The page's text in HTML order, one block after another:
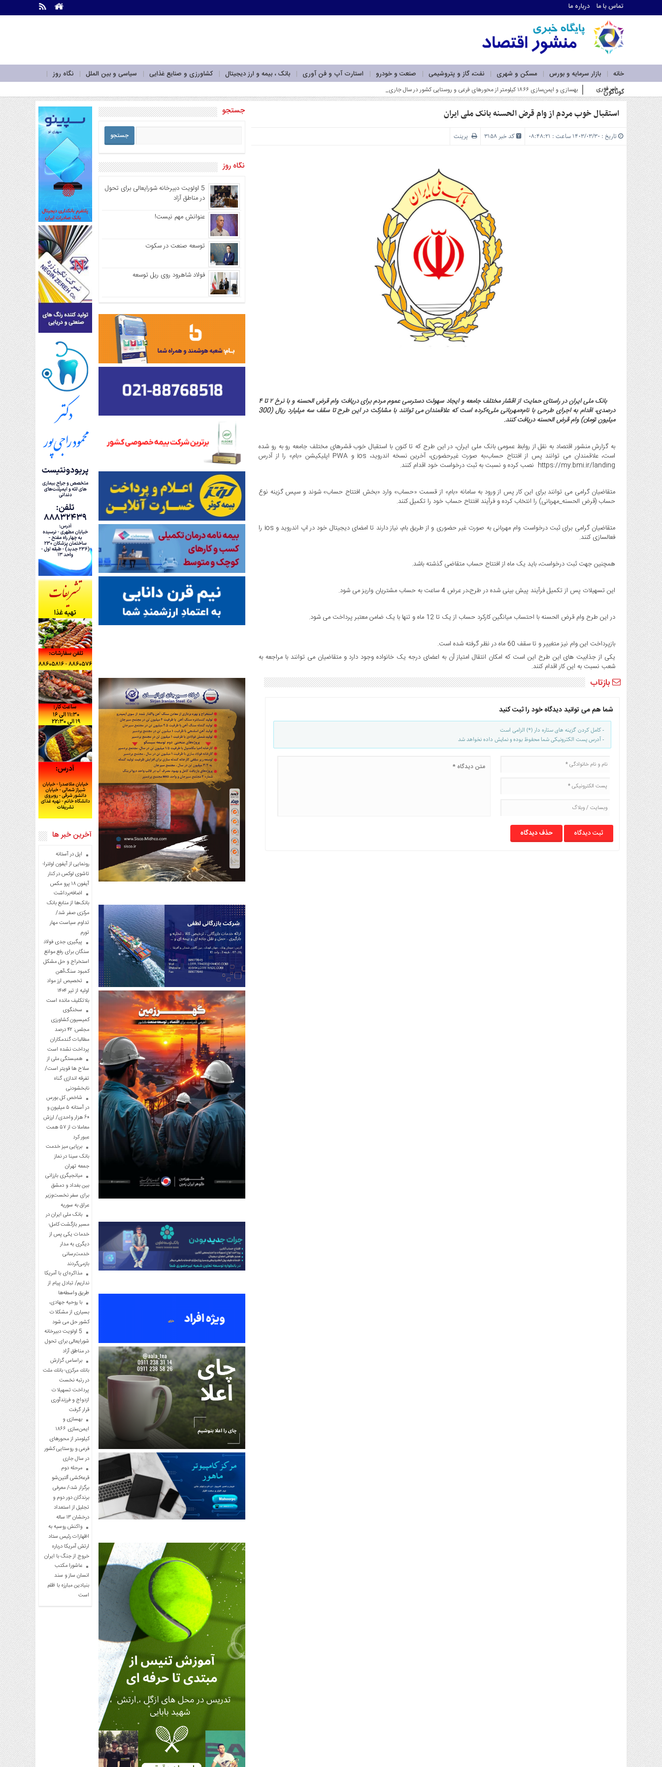
تماس با ما درباره ما
خانه بازار سرمایه و بورس مسکن و شهری نفت، گاز و پتروشیمی صنعت و خودرو استارت آپ و فن آوری بانک ، بیمه و ارز دیجیتال کشاورزی و صنایع غذایی سیاسی و بین الملل
نگاه روز
گوناگون
ما
درباره
سرویس
ها
خانه
بازار
سرمایه
و
بورس
مسکن
و
شهری
نفت،
گاز
و
پتروشیمی
صنعت
و
خودرو
استارت
آپ
و
فن
آوری
بانک
،
بیمه
و
ارز
دیجیتال
کشاورزی
و
صنایع
غذایی
سیاسی
و
بین
الملل
نگاه
روز
گوناگون
خبر فوری بهسازی و ایمن‌سازی ۱۸۶۶ کیلومتر از محورهای فرعی و روستایی کشور در سال جاری_
استقبال خوب مردم از وام قرض الحسنه بانک ملی ایران
تاریخ : ۱۴۰۳/۰۳/۳۰ ساعت : ۰۸:۴۸:۲۱ کد خبر 3158 پرینت
بانک ملی ایران در راستای حمایت از اقشار مختلف جامعه و ایجاد سهولت دسترسی عموم مردم برای دریافت وام قرض الحسنه و با نرخ ۲ تا ۴
درصدی، اقدام به اجرای طرحی با نام«مهربانی ملی»کرده است که علاقمندان می توانند با مشارکت در این طرح تا سقف سه میلیارد ریال (300
میلیون تومان) وام قرض الحسنه دریافت کنند.
به گزارش منشور اقتصاد به نقل از روابط عمومی بانک ملی ایران، در این طرح که تا کنون با استقبال خوب قشرهای مختلف جامعه رو به رو شده
است، علاقمندان می توانند پس از افتتاح حساب،به صورت غیرحضوری، آخرین نسخه اندروید، ios و PWA اپلیکیشن «بام» را از آدرس
https://my.bmi.ir/landing نصب کرده و نسبت به ثبت درخواست خود اقدام کنند.
متقاضیان گرامی می توانند برای این کار پس از ورود به سامانه «بام» از قسمت «حساب» وارد «بخش افتتاح حساب» شوند و سپس گزینه نوع
حساب (قرض الحسنه_مهربانی) را انتخاب کرده و فرآیند افتتاح حساب خود را تکمیل کنند.
متقاضیان گرامی برای ثبت درخواست وام مهربانی به صورت غیر حضوری و از طریق بام، نیاز دارند تا امضای دیجیتال خود در اپ اندروید و ios را
فعالسازی کنند.
همچنین جهت ثبت درخواست، باید یک ماه از افتتاح حساب متقاضی گذشته باشد.
این تسهیلات پس از تکمیل فرآیند پیش بینی شده در طرح،در عرض 4 ساعت به حساب مشتریان واریز می شود.
در این طرح وام قرض الحسنه با احتساب میانگین کارکرد حساب از یک تا 12 ماه و تنها با یک ضامن معتبر پرداخت می شود.
بازپرداخت این وام نیز متغییر و تا سقف 60 ماه در نظر گرفته شده است.
یکی از جذابیت های این طرح این است که امکان انتقال امتیاز آن به اعضای درجه یک خانواده وجود دارد و متقاضیان می توانند با مراجعه به
شعب نسبت به این کار اقدام کنند.
بازتاب
شما هم می توانید دیدگاه خود را ثبت کنید
- کامل کردن گزینه های ستاره دار (*) الزامی است
- آدرس پست الکترونیکی شما محفوظ بوده و نمایش داده نخواهد شد
حذف دیدگاه
جستجو
نگاه روز
5 اولویت دبیرخانه شورایعالی برای تحول
در مناطق آزاد
عنوانش مهم نیست!
توسعه صنعت در سکوت
فولاد شاهرود روی ریل توسعه
آخرین خبر ها
اپل در آستانه
رونمایی از آیفون اولترا؛
تاشوی لوکس در کنار
آیفون ۱۸ پرو مکس
اضافه‌برداشت
بانک‌ها از منابع بانک
مرکزی صفر شد/
تداوم سیاست مهار
تورم
پیگیری جدی فولاد
سنگان برای رفع موانع
استخراج و حل مشکل
کمبود سنگ‌آهن
تخصیص ارز مواد
اولیه از تیر ۱۴۰۴
بلاتکلیف مانده است
سخنگوی
کمیسیون کشاورزی
مجلس: ۴۲ درصد
مطالبات گندمکاران
پرداخت نشده است
همبستگی ملی از
سلاح ها قویتر است/
تفرقه اندازی گناه
نابخشودنی
شاخص کل بورس
در آستانه ۵ میلیون و
۶۰ هزار واحدی/ ارزش
معاملات از ۵۷ همت
عبور کرد
برپایی میز خدمت
بانک سینا در نماز
جمعه تهران
میانجیگری بارزانی
بین بغداد و دمشق
برای سفر نخست‌وزیر
عراق به سوریه
بانک ملی ایران در
مسیر بازگشت کامل؛
خدمات یکی پس از
دیگری به مدار
خدمت‌رسانی
بازمی‌گردند
مذاکره‌ای با آمریکا
نداریم/ تبادل پیام از
طریق واسطه‌ها
با روحیه جهادی،
بسیاری از مشکلات
کشور حل می شود
5 اولویت دبیرخانه
شورایعالی برای تحول
در مناطق آزاد
براساس گزارش
بانك مركزی؛ بانك ملت
در رتبه نخست
پرداخت تسهیلات
ازدواج و فرزندآوری
قرار گرفت
بهسازی و
ایمن‌سازی ۱۸۶۶
کیلومتر از محورهای
فرعی و روستایی کشور
در سال جاری
مرحله دوم
قرعه‌کشی آلتین‌شو
برگزار شد؛/ معرفی
برندگان دور دوم و
تجلیل از استعداد
درخشان ۱۳ ساله
واکنش روسیه به
اظهارات رئیس ستاد
ارتش آمریکا درباره
خروج از جنگ با ایران
عاشورا مکتب
انسان ساز و سند
بنیادین مبارزه با ظلم
است